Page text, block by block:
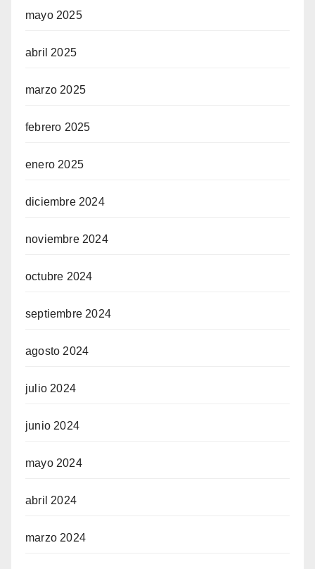
mayo 2025
abril 2025
marzo 2025
febrero 2025
enero 2025
diciembre 2024
noviembre 2024
octubre 2024
septiembre 2024
agosto 2024
julio 2024
junio 2024
mayo 2024
abril 2024
marzo 2024